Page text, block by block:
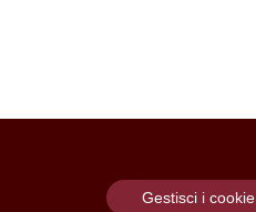
Gestisci i cookie